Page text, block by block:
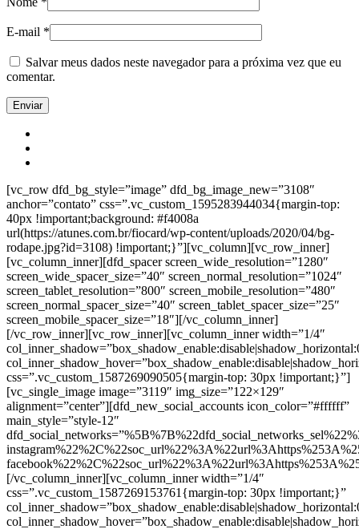
E-mail *
Salvar meus dados neste navegador para a próxima vez que eu
comentar.
[vc_row dfd_bg_style=”image” dfd_bg_image_new=”3108″
anchor=”contato” css=”.vc_custom_1595283944034{margin-top:
40px !important;background: #f4008a
url(https://atunes.com.br/fiocard/wp-content/uploads/2020/04/bg-
rodape.jpg?id=3108) !important;}”][vc_column][vc_row_inner]
[vc_column_inner][dfd_spacer screen_wide_resolution=”1280″
screen_wide_spacer_size=”40″ screen_normal_resolution=”1024″
screen_tablet_resolution=”800″ screen_mobile_resolution=”480″
screen_normal_spacer_size=”40″ screen_tablet_spacer_size=”25″
screen_mobile_spacer_size=”18″][/vc_column_inner]
[/vc_row_inner][vc_row_inner][vc_column_inner width=”1/4″
css=”.vc_custom_1587269090505{margin-top: 30px !important;}”]
[vc_single_image image=”3119″ img_size=”122×129″
alignment=”center”][dfd_new_social_accounts icon_color=”#ffffff”
main_style=”style-12″
[/vc_column_inner][vc_column_inner width=”1/4″
css=”.vc_custom_1587269153761{margin-top: 30px !important;}”